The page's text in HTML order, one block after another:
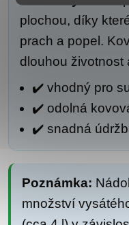
plochou, díky
prach a popel.
dlouhou
✔️ vhodný pro
✔️ odolná
✔️ snadná
Poznámka:
množství